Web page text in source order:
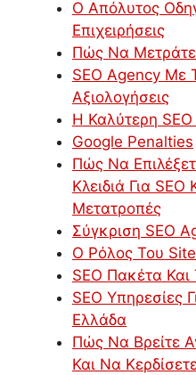
Ο Απόλυτος
Επιχειρήσεις
Πώς Να
SEO Agency Με
Αξιολογήσεις
Η Καλύτερη
Google Penalties
Πώς Να
Κλειδιά Για
Μετατροπές
Σύγκριση SEO
Ο Ρόλος Του
SEO Πακέτα Και
SEO Υπηρεσίες
Ελλάδα
Πώς Να Βρείτε
Και Να